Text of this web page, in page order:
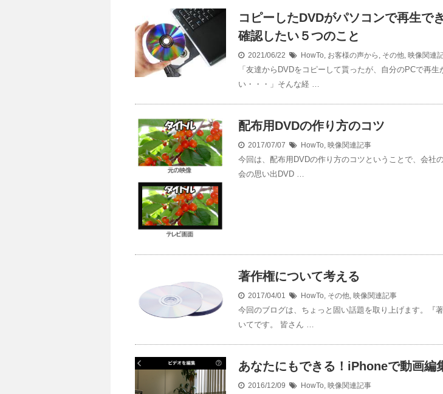
コピーしたDVDがパソコンで再生で
確認したい５つのこと
2021/06/22 HowTo, お客様の声から , その他, 映像関連
「友達からDVDをコピーして貰ったが、自分のPCで再生
い・・・」そんな経 …
配布用DVDの作り方のコツ
2017/07/07 HowTo, 映像関連記事
今回は、配布用DVDの作り方のコツということで、会社
会の思い出DVD …
著作権について考える
2017/04/01 HowTo, その他, 映像関連記事
今回のブログは、ちょっと固い話題を取り上げます。『
いてです。 皆さん …
あなたにもできる！iPhoneで動画編
2016/12/09 HowTo, 映像関連記事